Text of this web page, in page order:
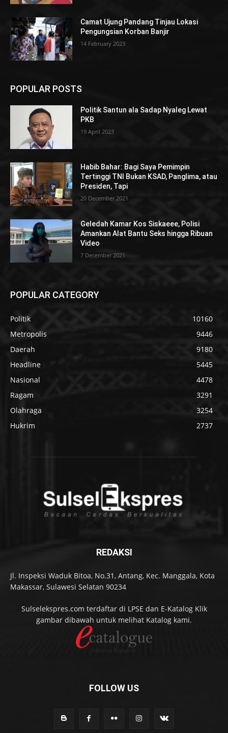
Camat Ujung Pandang Tinjau Lokasi
Pengungsian Korban Banjir
14 February 2023
POPULAR POSTS
Politik Santun ala Sadap Nyaleg Lewat
PKB
19 April 2023
Habib Bahar: Bagi Saya Pemimpin
Tertinggi TNI Bukan KSAD, Panglima, atau
Presiden, Tapi
20 December 2021
Geledah Kamar Kos Siskaeee, Polisi
Amankan Alat Bantu Seks hingga Ribuan
Video
7 December 2021
POPULAR CATEGORY
Politik
10160
Metropolis
9446
Daerah
9180
Headline
5445
Nasional
4478
Ragam
3291
Olahraga
3254
Hukrim
2737
REDAKSI
Jl. Inspeksi Waduk Bitoa, No.31, Antang, Kec. Manggala, Kota
Makassar, Sulawesi Selatan 90234
Sulselekspres.com terdaftar di LPSE dan E-Katalog Klik
gambar dibawah untuk melihat Katalog kami.
FOLLOW US